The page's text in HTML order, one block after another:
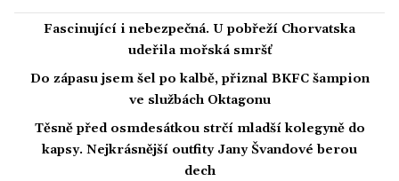
Fascinující i nebezpečná. U pobřeží Chorvatska
udeřila mořská smršť
Do zápasu jsem šel po kalbě, přiznal BKFC šampion
ve službách Oktagonu
Těsně před osmdesátkou strčí mladší kolegyně do
kapsy. Nejkrásnější outfity Jany Švandové berou
dech